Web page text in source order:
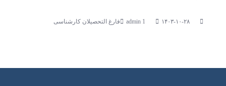
۱۴۰۳-۱۰-۲۸ فارغ التحصیلان کارشناسی